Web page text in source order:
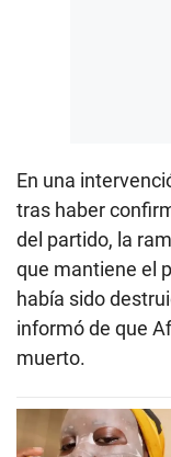
En una
tras haber
del partido, la
que mantiene el
había sido
informó de que
muerto.